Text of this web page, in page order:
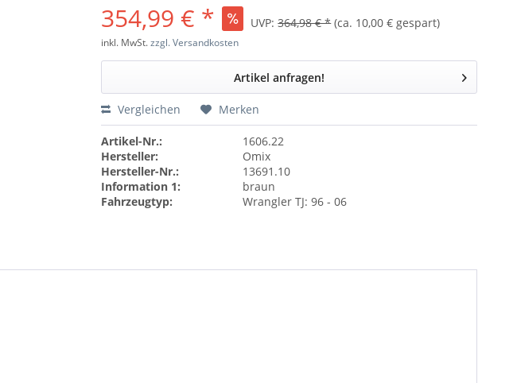
354,99 € * UVP:364,98 € *(ca. 10,00 € gespart)
inkl. MwSt.zzgl. Versandkosten
Artikel anfragen!
Vergleichen Merken
Artikel-Nr.:
1606.22
Hersteller:
Omix
Hersteller-Nr.:
13691.10
Information 1:
braun
Fahrzeugtyp:
Wrangler TJ: 96 - 06